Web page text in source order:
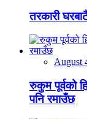
तरकारी
August
रुकुम पूर्वको
पनि रमाउँछ